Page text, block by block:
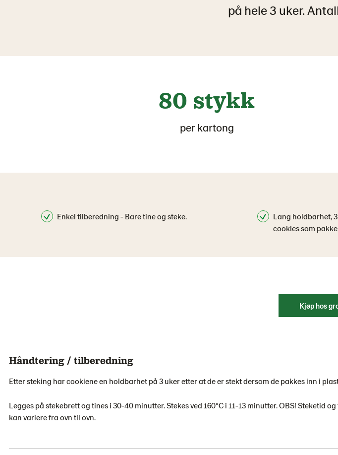
på hele 3 uker.
80 stykk
per kartong
Enkel tilberedning - Bare tine og steke.
Lang holdbarhet,
cookies som
Kjøp hos
Håndtering / tilberedning
Etter steking har cookiene en holdbarhet på 3 uker etter at de er stekt dersom de pakkes inn i
Legges på stekebrett og tines i 30-40 minutter. Stekes ved 160°C i 11-13 minutter. OBS! Steketid
kan variere fra ovn til ovn.